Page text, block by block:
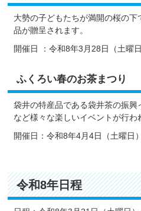
大勢の子どもたちが満開の桜の
品が贈呈されます。
開催日 ：令和8年3月28日（土曜
ふくろい春のお茶まつり
袋井の特産品である袋井茶の振
など様々な楽しいイベントが行わ
開催日：令和8年4月4日（土曜日）
令和8年日程